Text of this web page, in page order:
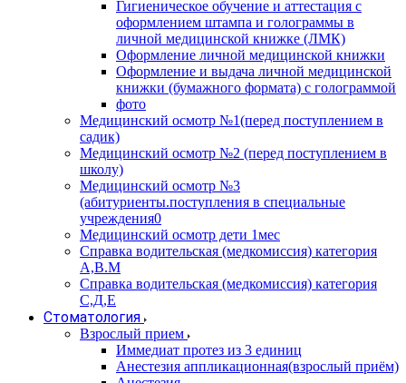
Гигиеническое обучение и аттестация с
оформлением штампа и голограммы в
личной медицинской книжке (ЛМК)
Оформление личной медицинской книжки
Оформление и выдача личной медицинской
книжки (бумажного формата) с голограммой
фото
Медицинский осмотр №1(перед поступлением в
садик)
Медицинский осмотр №2 (перед поступлением в
школу)
Медицинский осмотр №3
(абитуриенты.поступления в специальные
учреждения0
Медицинский осмотр дети 1мес
Справка водительская (медкомиссия) категория
А,В.М
Справка водительская (медкомиссия) категория
С,Д,Е
Стоматология
Взрослый прием
Иммедиат протез из 3 единиц
Анестезия аппликационная(взрослый приём)